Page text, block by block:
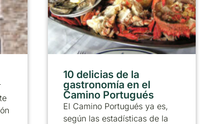
10 delicias de la
gastronomía en el
Camino Portugués
El Camino Portugués ya es,
según las estadísticas de la